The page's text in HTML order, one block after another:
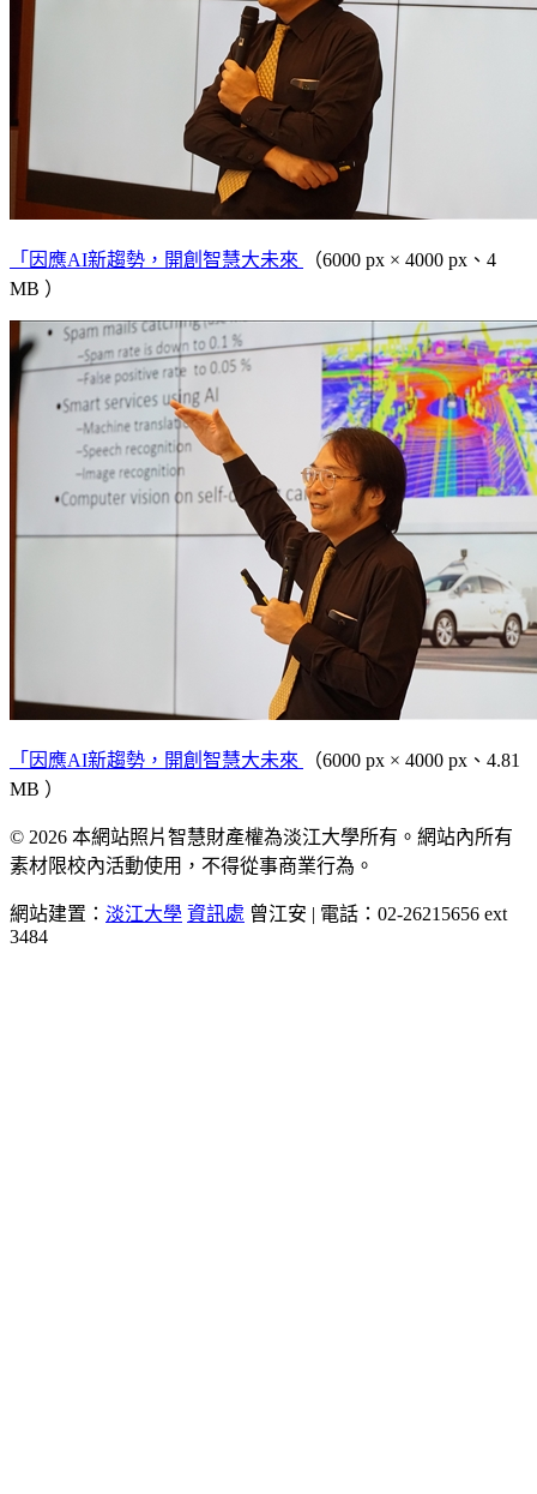
「因應AI新趨勢，開創智慧大未來
（6000 px × 4000 px、4
MB ）
「因應AI新趨勢，開創智慧大未來
（6000 px × 4000 px、4.81
MB ）
© 2026 本網站照片智慧財產權為淡江大學所有。網站內所有
素材限校內活動使用，不得從事商業行為。
網站建置： 淡江大學 資訊處 曾江安 | 電話：02-26215656 ext
3484